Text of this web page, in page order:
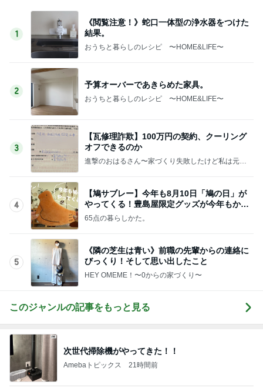
1
《閲覧注意！》蛇口一体型の浄水器をつけた
結果。
おうちと暮らしのレシピ 〜HOME&LIFE〜
2
予算オーバーであきらめた家具。
おうちと暮らしのレシピ 〜HOME&LIFE〜
3
【瓦修理詐欺】100万円の契約、クーリング
オフできるのか
進撃のおはるさん〜家づくり失敗したけど私は元気
4
【鳩サブレー】今年も8月10日「鳩の日」が
やってくる！豊島屋限定グッズが今年もかわ
いすぎる♡
65点の暮らしかた。
5
《隣の芝生は青い》前職の先輩からの連絡に
びっくり！そして思い出したこと
HEY OMEME！〜0からの家づくり〜
このジャンルの記事をもっと見る
次世代掃除機がやってきた！！
Amebaトピックス 21時間前